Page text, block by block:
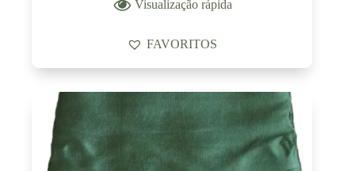
Visualização rápida
FAVORITOS